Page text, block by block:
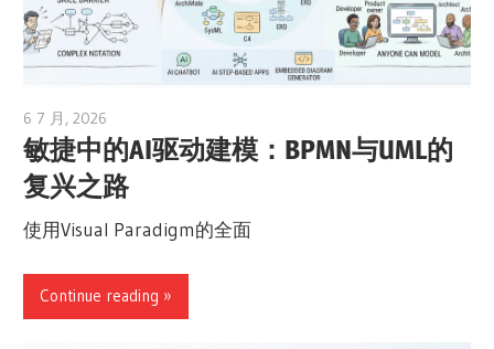
6 7 月, 2026
敏捷中的AI驱动建模：BPMN与UML的
复兴之路
使用Visual Paradigm的全面
Continue reading